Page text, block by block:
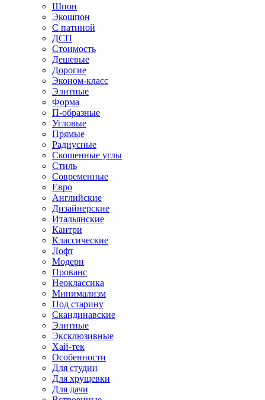
Шпон
Экошпон
С патиной
ДСП
Стоимость
Дешевые
Дорогие
Эконом-класс
Элитные
Форма
П-образные
Угловые
Прямые
Радиусные
Скошенные углы
Стиль
Современные
Евро
Английские
Дизайнерские
Итальянские
Кантри
Классические
Лофт
Модерн
Прованс
Неоклассика
Минимализм
Под старину
Скандинавские
Элитные
Эксклюзивные
Хай-тек
Особенности
Для студии
Для хрущевки
Для дачи